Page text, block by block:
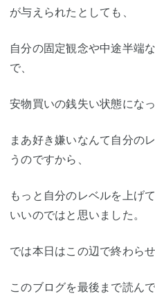
が与えられたとしても、
自分の固定観念や中途半端
で、
安物買いの銭失い状態にな
まあ好き嫌いなんて自分の
うのですから、
もっと自分のレベルを上げ
いいのではと思いました。
では本日はこの辺で終わら
このブログを最後まで読ん